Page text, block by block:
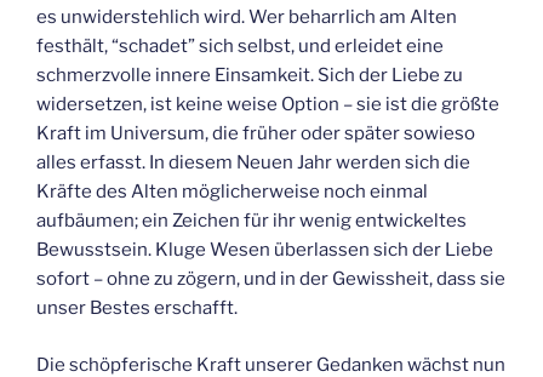
es unwiderstehlich wird. Wer beharrlich am Alten
festhält, “schadet” sich selbst, und erleidet eine
schmerzvolle innere Einsamkeit. Sich der Liebe zu
widersetzen, ist keine weise Option – sie ist die größte
Kraft im Universum, die früher oder später sowieso
alles erfasst. In diesem Neuen Jahr werden sich die
Kräfte des Alten möglicherweise noch einmal
aufbäumen; ein Zeichen für ihr wenig entwickeltes
Bewusstsein. Kluge Wesen überlassen sich der Liebe
sofort – ohne zu zögern, und in der Gewissheit, dass sie
unser Bestes erschafft.
Die schöpferische Kraft unserer Gedanken wächst nun